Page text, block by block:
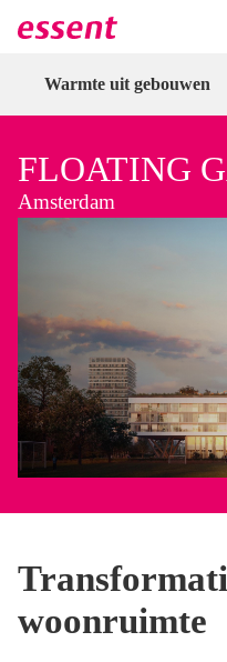
Direct naar hoofdinhoud
Direct naar inloggen
Warmte uit gebouwen
FLOATING
Amsterdam
woonruimte